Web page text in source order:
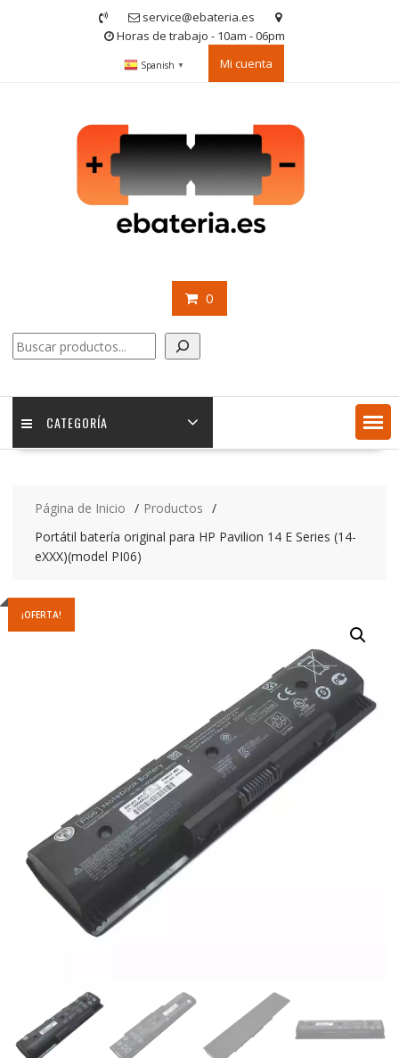
service@ebateria.es
Horas de trabajo - 10am - 06pm
Spanish ▼ Mi cuenta
0
Buscar
CATEGORÍA
Página de Inicio
Productos
Portátil batería original para HP Pavilion 14 E Series (14-
eXXX)(model PI06)
¡OFERTA!